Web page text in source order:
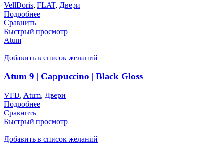
VellDoris, FLAT, Двери
Подробнее
Сравнить
Быстрый просмотр
Atum
Добавить в список желаний
Atum 9 | Cappuccino | Black Gloss
VFD, Atum, Двери
Подробнее
Сравнить
Быстрый просмотр
Добавить в список желаний